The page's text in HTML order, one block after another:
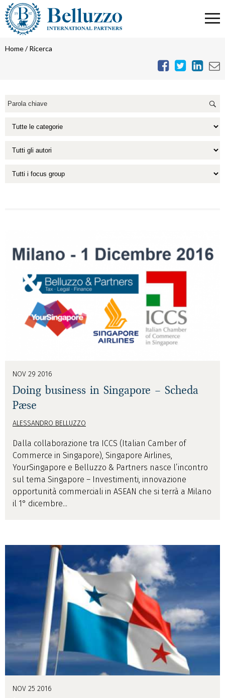
Home/Ricerca
NOV 29 2016
Doing business in Singapore – Scheda
Paese
ALESSANDRO BELLUZZO
Dalla collaborazione tra ICCS (Italian Camber of
Commerce in Singapore), Singapore Airlines,
YourSingapore e Belluzzo & Partners nasce l’incontro
sul tema Singapore – Investimenti, innovazione
opportunità commerciali in ASEAN che si terrà a Milano
il 1° dicembre...
NOV 25 2016